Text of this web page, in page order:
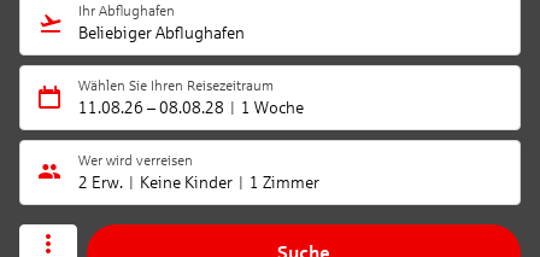
Ihr Abflughafen
Beliebiger Abflughafen
Wählen Sie Ihren Reisezeitraum
11.08.26 – 08.08.28 1 Woche
Wer wird verreisen
2 Erw. Keine Kinder 1 Zimmer